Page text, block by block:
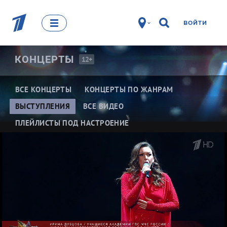
ВОЙТИ
КОНЦЕРТЫ 12+
ВСЕ КОНЦЕРТЫ
КОНЦЕРТЫ ПО ЖАНРАМ
ВЫСТУПЛЕНИЯ
ВСЕ ВИДЕО
ПЛЕЙЛИСТЫ ПОД НАСТРОЕНИЕ